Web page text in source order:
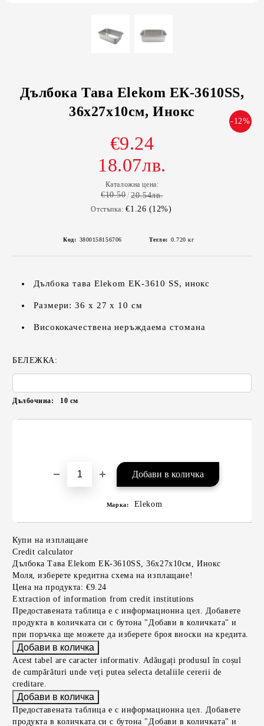
Дълбока Тава Elekom ЕК-3610SS,
36х27х10см, Инокс
-12%
€9.24
18.07лв.
Каталожна цена:
€10.50 20.54лв.
Отстъпка: €1.26 (12%)
Код: 3800158156706 Тегло: 0.720 кг
Дълбока тава Elekom EK-3610 SS, инокс
Размери: 36 х 27 х 10 см
Висококачествена неръждаема стомана
БЕЛЕЖКА:
Дълбочина: 10 см
Марка: Elekom
Купи на изплащане
Credit calculator
Дълбока Тава Elekom ЕК-3610SS, 36х27х10см, Инокс
Моля, изберете кредитна схема на изплащане!
Цена на продукта: €9.24
Extraction of information from credit institutions
Предоставената таблица е с информационна цел. Добавете
продукта в количката си с бутона "Добави в количката" и
при поръчка ще можете да изберете броя вноски на кредита.
Acest tabel are caracter informativ. Adăugați produsul în coșul
de cumpărături unde veți putea selecta detaliile cererii de
creditare.
Предоставената таблица е с информационна цел. Добавете
продукта в количката си с бутона "Добави в количката" и